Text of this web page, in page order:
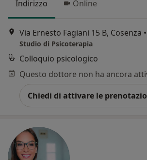
Indirizzo Online
Via Ernesto Fagiani 15 B, Cosenza •
Studio di Psicoterapia
Colloquio psicologico
Chiedi di attivare le